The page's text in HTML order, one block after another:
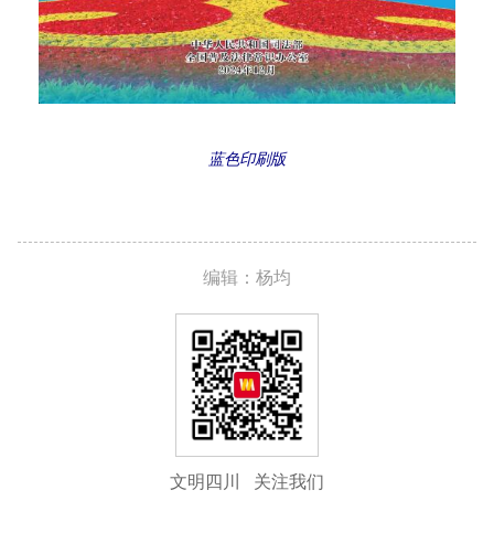
蓝色印刷版
编辑：杨均
文明四川 关注我们